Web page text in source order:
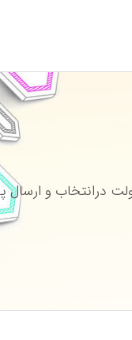
درانتخاب و ارسال